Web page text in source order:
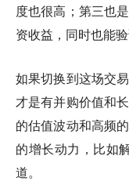
度也很高；第三也
资收益，同时也能
如果切换到这场交
才是有并购价值和
的估值波动和高频
的增长动力 ，比如
道。